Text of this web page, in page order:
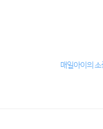
매일아이의